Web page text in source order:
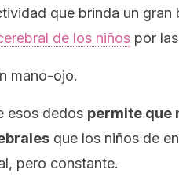
que brinda un gran
de los niños por
mano-ojo.
esos dedos permite que
que los niños de
pero constante.